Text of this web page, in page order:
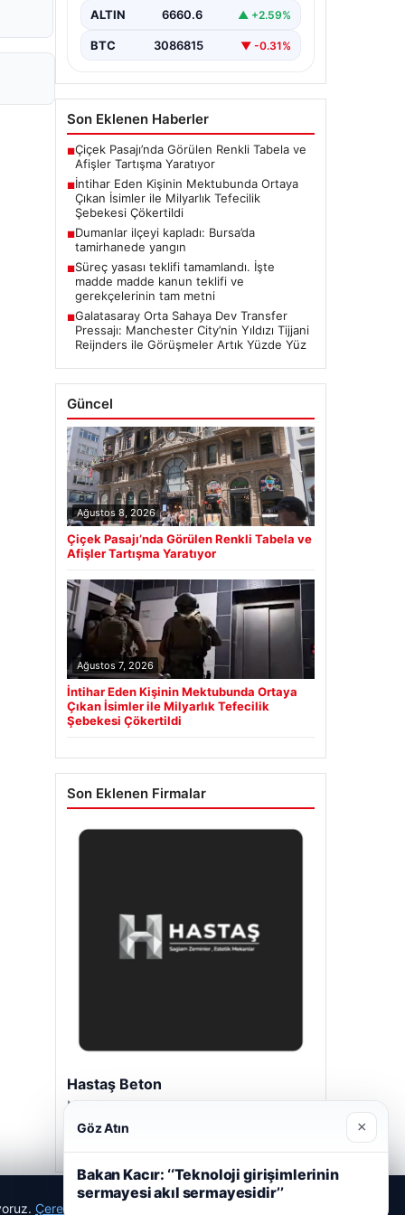
belirterek yaşamına son veren bir
yer alan…
ALTIN 6660.6 ▲ +2.59%
BTC 3086815 ▼ -0.31%
Son Eklenen Haberler
■Çiçek Pasajı’nda Görülen Renkli Tabela ve
Afişler Tartışma Yaratıyor
■İntihar Eden Kişinin Mektubunda Ortaya
Çıkan İsimler ile Milyarlık Tefecilik
Şebekesi Çökertildi
■Dumanlar ilçeyi kapladı: Bursa’da
tamirhanede yangın
■Süreç yasası teklifi tamamlandı. İşte
madde madde kanun teklifi ve
gerekçelerinin tam metni
■Galatasaray Orta Sahaya Dev Transfer
Pressajı: Manchester City’nin Yıldızı Tijjani
Reijnders ile Görüşmeler Artık Yüzde Yüz
Güncel
Ağustos 8, 2026
Çiçek Pasajı’nda Görülen Renkli Tabela ve
Afişler Tartışma Yaratıyor
Ağustos 7, 2026
İntihar Eden Kişinin Mektubunda Ortaya
Çıkan İsimler ile Milyarlık Tefecilik
Şebekesi Çökertildi
Son Eklenen Firmalar
Hastaş Beton
Mayıs 26, 2026
Çerez Politikamız
Göz Atın ×
Bakan Kacır: ‘‘Teknoloji girişimlerinin
sermayesi akıl sermayesidir’’